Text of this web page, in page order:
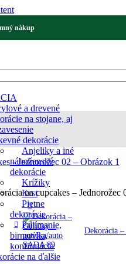
nákup
a drevené
na stojane, aj
dekorácie
Anjeliky a iné
náboženské
dekorácie
Krížiky
Krst
Pietne
dekorácie
Prijímanie,
birmovka,
konfirmácia
na ďalšie
na cupcakes – Jednorožec
Dekorácia